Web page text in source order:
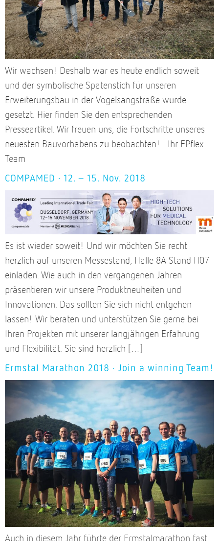
Wir wachsen! Deshalb war es heute endlich soweit
und der symbolische Spatenstich für unseren
Erweiterungsbau in der Vogelsangstraße wurde
gesetzt. Hier finden Sie den entsprechenden
Presseartikel. Wir freuen uns, die Fortschritte unseres
neuesten Bauvorhabens zu beobachten! Ihr EPflex
Team
COMPAMED · 12. – 15. Nov. 2018
Es ist wieder soweit! Und wir möchten Sie recht
herzlich auf unseren Messestand, Halle 8A Stand H07
einladen. Wie auch in den vergangenen Jahren
präsentieren wir unsere Produktneuheiten und
Innovationen. Das sollten Sie sich nicht entgehen
lassen! Wir beraten und unterstützen Sie gerne bei
Ihren Projekten mit unserer langjährigen Erfahrung
und Flexibilität. Sie sind herzlich […]
Ermstal Marathon 2018 · Join a winning Team!
Auch in diesem Jahr führte der Ermstalmarathon fast